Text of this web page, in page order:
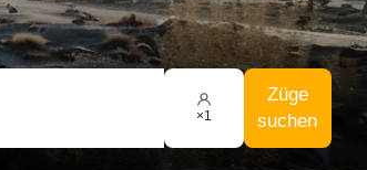
×1
Züge
suchen